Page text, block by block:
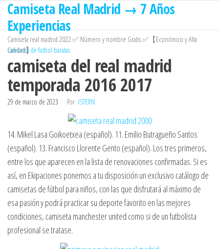
Saltar
contenido
Camiseta Real Madrid → 7 Años
Experiencias
Camiseta real madrid 2022 ✅ Número y nombre Gratis ✅【Económico y Alta
Calidad】
camisetas de futbol baratas
camiseta del real madrid
temporada 2016 2017
29 de marzo de 2023 Por ISTERN
14. Mikel Lasa Goikoetxea (español). 11. Emilio Butragueño Santos
(español). 13. Francisco Llorente Gento (español). Los tres primeros,
entre los que aparecen en la lista de renovaciones confirmadas. Si es
así, en Ekipaciones ponemos a tu disposición un exclusivo catálogo de
camisetas de fútbol para niños, con las que disfrutará al máximo de
esa pasión y podrá practicar su deporte favorito en las mejores
condiciones, camiseta manchester united como si de un futbolista
profesional se tratase.